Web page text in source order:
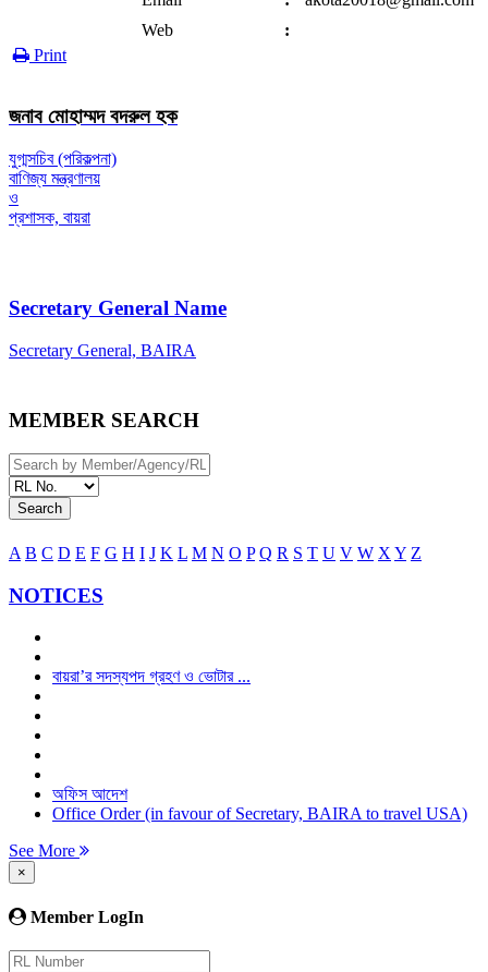
Web
:
Print
জনাব মোহাম্মদ বদরুল হক
যুগ্মসচিব (পরিকল্পনা)
বাণিজ্য মন্ত্রণালয়
ও
প্রশাসক, বায়রা
Secretary General Name
Secretary General, BAIRA
MEMBER SEARCH
Search
A B C D E F G H I J K L M N O P Q R S T U V W X Y Z
NOTICES
বায়রা’র সদস্যপদ গ্রহণ ও ভোটার ...
অফিস আদেশ
Office Order (in favour of Secretary, BAIRA to travel USA)
See More
×
Member LogIn